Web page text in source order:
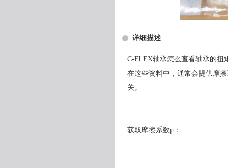
详细描述
C-FLEX轴承怎么查看轴承的扭
在这些资料中，通常会提供摩
关。
获取摩擦系数μ：